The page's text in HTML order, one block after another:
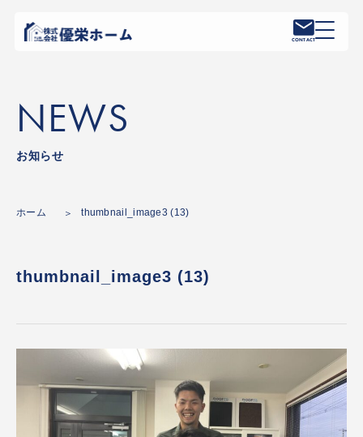
CONTACT
NEWS
お知らせ
ホーム thumbnail_image3 (13)
thumbnail_image3 (13)